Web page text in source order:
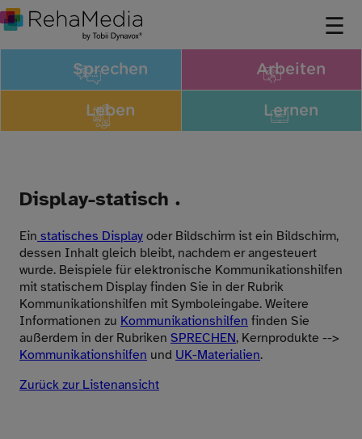
Display-statisch .
Ein statisches Display oder Bildschirm ist ein Bildschirm,
dessen Inhalt gleich bleibt, nachdem er angesteuert
wurde. Beispiele für elektronische Kommunikationshilfen
mit statischem Display finden Sie in der Rubrik
Kommunikationshilfen mit Symboleingabe. Weitere
Informationen zu Kommunikationshilfen finden Sie
außerdem in der Rubriken SPRECHEN, Kernprodukte -->
Kommunikationshilfen und UK-Materialien.
Zurück zur Listenansicht
Sprechen Arbeiten
Leben Lernen